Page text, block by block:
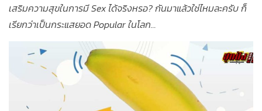
เสริมความสุขในการมี Sex ได้จริงหรอ? กันมาแล้วใช่ไหมละครับ ก็
เรียกว่าเป็นกระแสยอด Popular ในโลก...